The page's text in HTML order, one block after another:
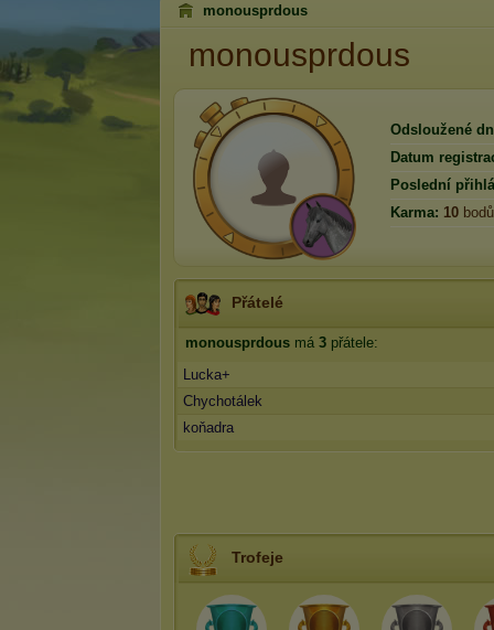
monousprdous
monousprdous
Odsloužené
Datum
Poslední
Karma: 10 bodů
Přátelé
monousprdous má 3 přátele:
Lucka+
Chychotálek
koňadra
Trofeje